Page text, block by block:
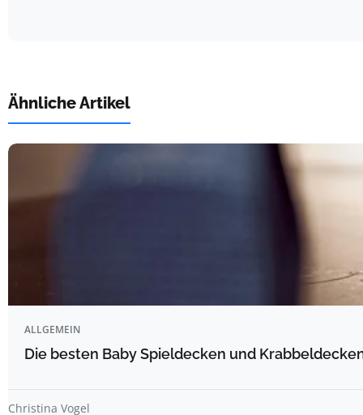
Ähnliche Artikel
ALLGEMEIN
Die besten Baby Spieldecken und
Christina Vogel